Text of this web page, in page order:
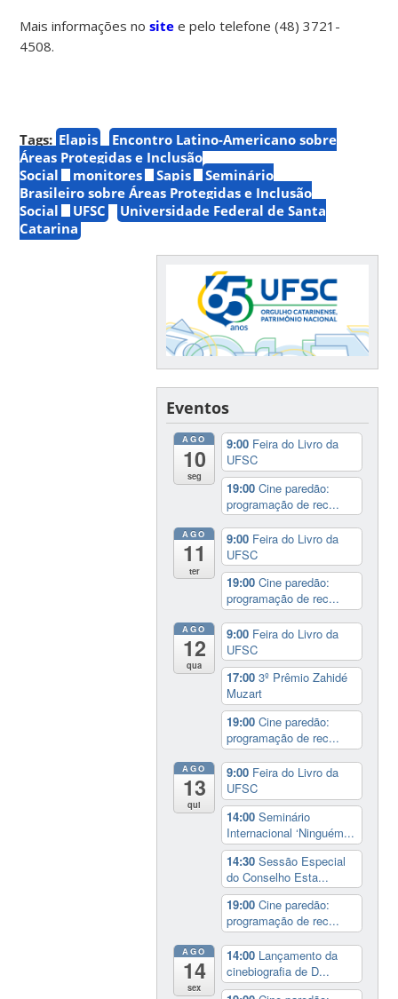
Mais informações nosite e pelo telefone (48) 3721-
4508.
Tags: Elapis
Encontro Latino-Americano sobre
Áreas Protegidas e Inclusão
Social
monitores Sapis
Seminário
Brasileiro sobre Áreas Protegidas e Inclusão
Social
UFSC
Universidade Federal de Santa
Catarina
Eventos
AGO
10
seg
9:00 Feira do Livro da
UFSC
19:00Cine paredão:
programação de rec...
AGO
11
ter
9:00 Feira do Livro da
UFSC
19:00Cine paredão:
programação de rec...
AGO
12
qua
9:00 Feira do Livro da
UFSC
17:003º Prêmio Zahidé
Muzart
19:00Cine paredão:
programação de rec...
AGO
13
qui
9:00 Feira do Livro da
UFSC
14:00Seminário
Internacional ‘Ninguém...
14:30Sessão Especial
do Conselho Esta...
19:00Cine paredão:
programação de rec...
AGO
14
sex
14:00 Lançamento da
cinebiografia de D...